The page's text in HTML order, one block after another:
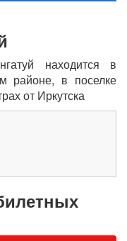
находится в
районе, в поселке
от Иркутска